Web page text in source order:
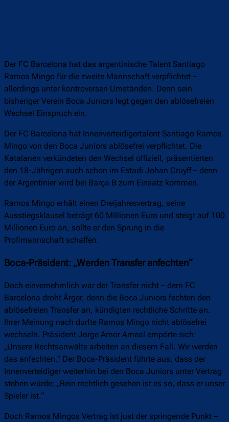
Der FC Barcelona hat das argentinische Talent Santiago
Ramos Mingo für die zweite Mannschaft verpflichtet –
allerdings unter kontroversen Umständen. Denn sein
bisheriger Verein Boca Juniors legt gegen den ablösefreien
Wechsel Einspruch ein.
Der FC Barcelona hat Innenverteidigertalent Santiago Ramos
Mingo von den Boca Juniors ablösefrei verpflichtet. Die
Katalanen verkündeten den Wechsel offiziell, präsentierten
den 18-Jährigen auch schon im Estadi Johan Cruyff – denn
der Argentinier wird bei Barça B zum Einsatz kommen.
Ramos Mingo erhält einen Dreijahresvertrag, seine
Ausstiegsklausel beträgt 60 Millionen Euro und steigt auf 100
Millionen Euro an, sollte er den Sprung in die
Profimannschaft schaffen.
Boca-Präsident: „Werden Transfer anfechten“
Doch einvernehmlich war der Transfer nicht – dem FC
Barcelona droht Ärger, denn die Boca Juniors fechten den
ablösefreien Transfer an, kündigten rechtliche Schritte an.
Ihrer Meinung nach durfte Ramos Mingo nicht ablösefrei
wechseln. Präsident Jorge Amor Ameal empörte sich:
„Unsere Rechtsanwälte arbeiten an diesem Fall. Wir werden
das anfechten.“ Der Boca-Präsident führte aus, dass der
Innenverteidiger weiterhin bei den Boca Juniors unter Vertrag
stehen würde: „Rein rechtlich gesehen ist es so, dass er unser
Spieler ist.“
Doch Ramos Mingos Vertrag ist just der springende Punkt –